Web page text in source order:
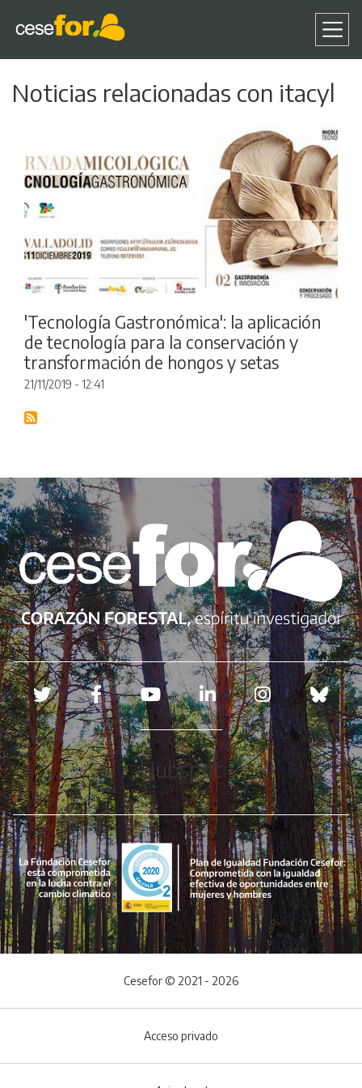
al
Noticias relacionadas con itacyl
'Tecnología Gastronómica': la aplicación
de tecnología para la conservación y
transformación de hongos y setas
21/11/2019 - 12:41
Redes sociales
Hubspot
Cesefor © 2021 - 2026
Acceso privado